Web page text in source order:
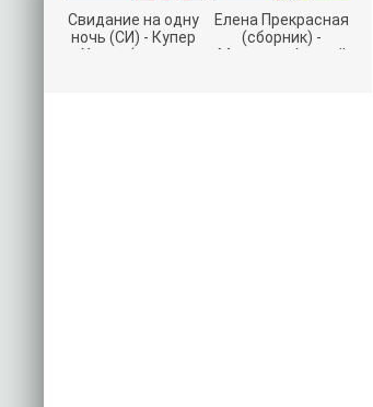
Свидание на одну
ночь (СИ) - Купер
Хелен (читать
Елена Прекрасная
(сборник) -
Малышев Андрей